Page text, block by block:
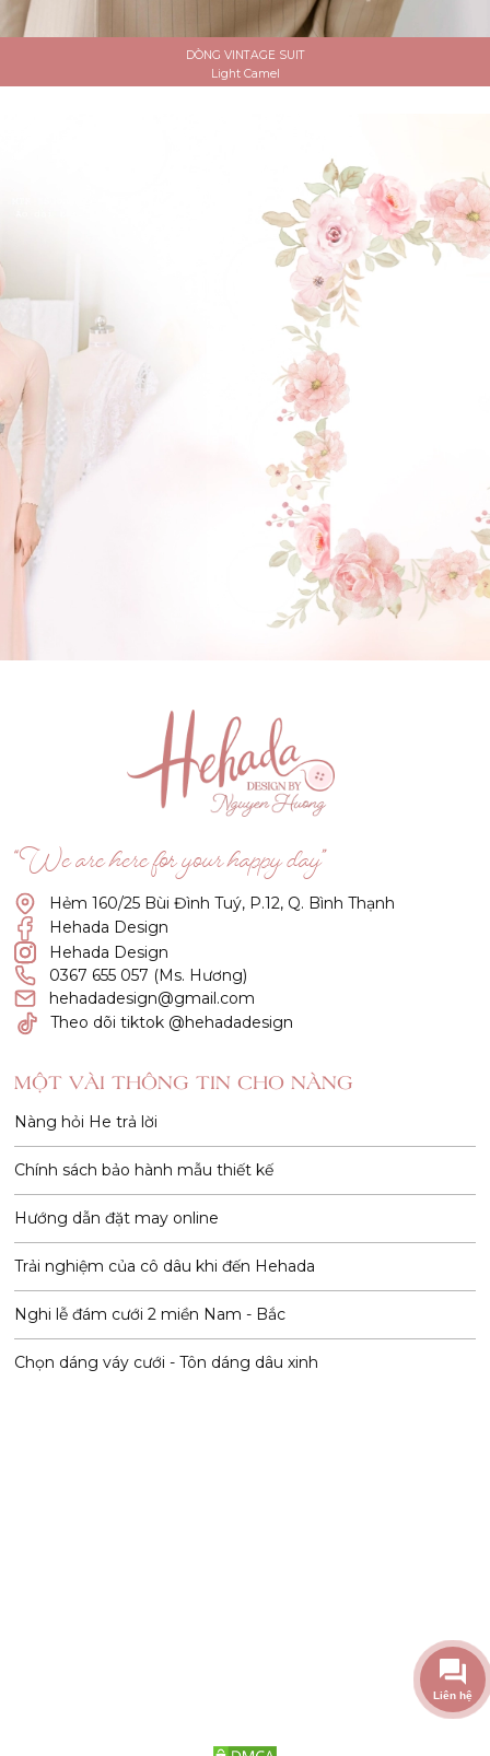
DÒNG VINTAGE SUIT
Light Camel
ĐẶT LỊCH HẸN
GẬT ĐẦU NHÉ NÀNG !
(Click vào đây để He và Nàng có 1 cuộc hẹn nà)
“We are here for your happy day”
Hẻm 160/25 Bùi Đình Tuý, P.12, Q. Bình Thạnh
Hehada Design
Hehada Design
0367 655 057 (Ms. Hương)
hehadadesign@gmail.com
Theo dõi tiktok @hehadadesign
MỘT VÀI THÔNG TIN CHO NÀNG
Nàng hỏi He trả lời
Chính sách bảo hành mẫu thiết kế
Hướng dẫn đặt may online
Trải nghiệm của cô dâu khi đến Hehada
Nghi lễ đám cưới 2 miền Nam - Bắc
Chọn dáng váy cưới - Tôn dáng dâu xinh